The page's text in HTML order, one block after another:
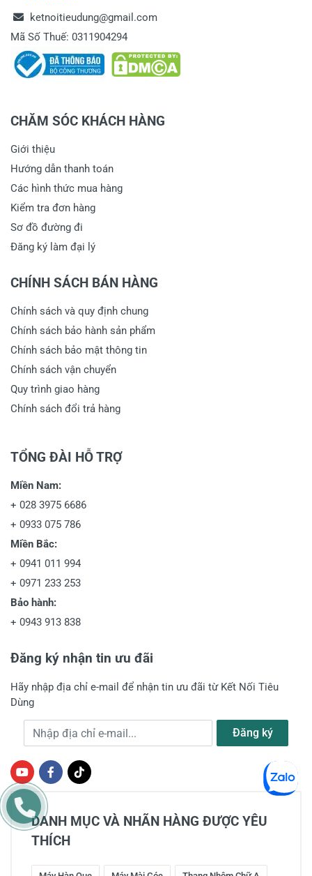
ketnoitieudung@gmail.com
Mã Số Thuế: 0311904294
CHĂM SÓC KHÁCH HÀNG
Giới thiệu
Hướng dẫn thanh toán
Các hình thức mua hàng
Kiểm tra đơn hàng
Sơ đồ đường đi
Đăng ký làm đại lý
CHÍNH SÁCH BÁN HÀNG
Chính sách và quy định chung
Chính sách bảo hành sản phẩm
Chính sách bảo mật thông tin
Chính sách vận chuyển
Quy trình giao hàng
Chính sách đổi trả hàng
TỔNG ĐÀI HỖ TRỢ
Miền Nam:
+ 028 3975 6686
+ 0933 075 786
Miền Bắc:
+ 0941 011 994
+ 0971 233 253
Bảo hành:
+ 0943 913 838
Đăng ký nhận tin ưu đãi
Hãy nhập địa chỉ e-mail để nhận tin ưu đãi từ Kết Nối Tiêu
Dùng
Địa chỉ e-mail Đăng ký
DANH MỤC VÀ NHÃN HÀNG ĐƯỢC YÊU
THÍCH